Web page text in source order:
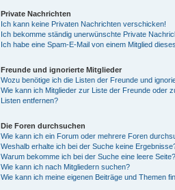
Private Nachrichten
Ich kann keine Privaten Nachrichten verschicken!
Ich bekomme ständig unerwünschte Private
Ich habe eine Spam-E-Mail von einem Mitglied
Freunde und ignorierte Mitglieder
Wozu benötige ich die Listen der Freunde und
Wie kann ich Mitglieder zur Liste der Freunde oder
Listen entfernen?
Die Foren durchsuchen
Wie kann ich ein Forum oder mehrere Foren
Weshalb erhalte ich bei der Suche keine
Warum bekomme ich bei der Suche eine leere Seite?
Wie kann ich nach Mitgliedern suchen?
Wie kann ich meine eigenen Beiträge und Themen